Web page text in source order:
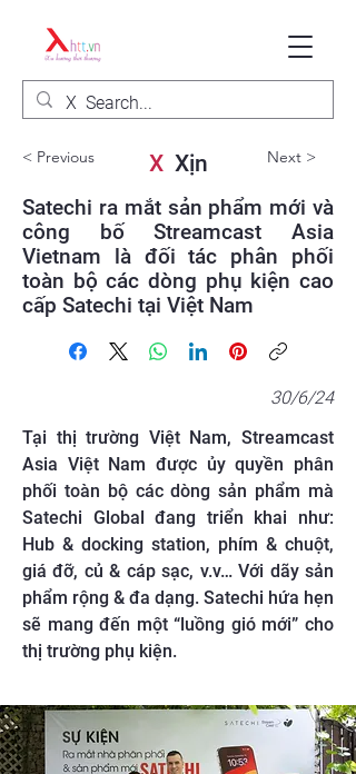
< Previous XXịn Next >
Satechi ra mắt sản phẩm mới và
công bố Streamcast Asia
Vietnam là đối tác phân phối
toàn bộ các dòng phụ kiện cao
cấp Satechi tại Việt Nam
30/6/24
Tại thị trường Việt Nam, Streamcast
Asia Việt Nam được ủy quyền phân
phối toàn bộ các dòng sản phẩm mà
Satechi Global đang triển khai như:
Hub & docking station, phím & chuột,
giá đỡ, củ & cáp sạc, v.v… Với dãy sản
phẩm rộng & đa dạng. Satechi hứa hẹn
sẽ mang đến một “luồng gió mới” cho
thị trường phụ kiện.